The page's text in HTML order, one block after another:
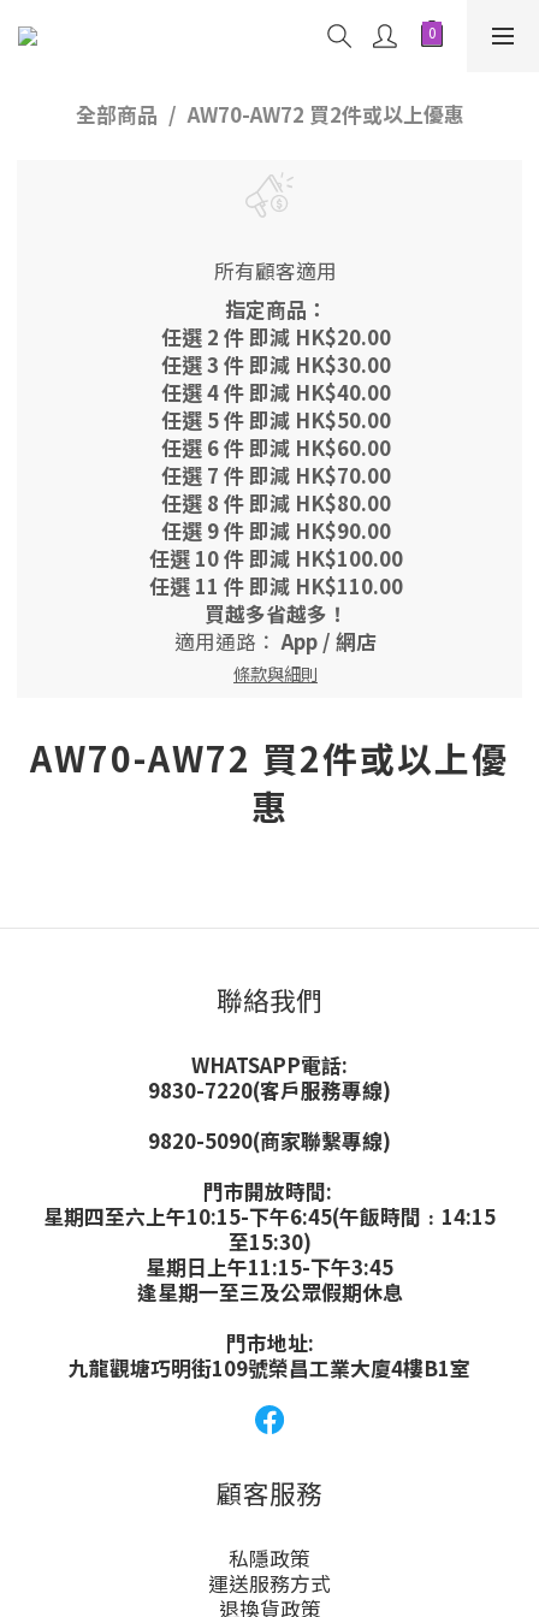
全部商品 AW70-AW72 買2件或以上優惠
所有顧客適用
指定商品：
任選 2 件 即減 HK$20.00
任選 3 件 即減 HK$30.00
任選 4 件 即減 HK$40.00
任選 5 件 即減 HK$50.00
任選 6 件 即減 HK$60.00
任選 7 件 即減 HK$70.00
任選 8 件 即減 HK$80.00
任選 9 件 即減 HK$90.00
任選 10 件 即減 HK$100.00
任選 11 件 即減 HK$110.00
買越多省越多！
適用通路：App / 網店
條款與細則
AW70-AW72 買2件或以上優
惠
聯絡我們
WHATSAPP電話:
9830-7220(客戶服務專線)
9820-5090(商家聯繫專線)
門市開放時間:
星期四至六上午10:15-下午6:45(午飯時間﹕14:15
至15:30)
星期日上午11:15-下午3:45
逢星期一至三及公眾假期休息
門市地址:
九龍觀塘巧明街109號榮昌工業大廈4樓B1室
顧客服務
私隱政策
運送服務方式
退換貨政策